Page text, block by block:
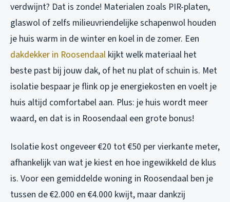
verdwijnt? Dat is zonde! Materialen zoals PIR-platen,
glaswol of zelfs milieuvriendelijke schapenwol houden
je huis warm in de winter en koel in de zomer. Een
dakdekker in Roosendaal kijkt welk materiaal het
beste past bij jouw dak, of het nu plat of schuin is. Met
isolatie bespaar je flink op je energiekosten en voelt je
huis altijd comfortabel aan. Plus: je huis wordt meer
waard, en dat is in Roosendaal een grote bonus!
Isolatie kost ongeveer €20 tot €50 per vierkante meter,
afhankelijk van wat je kiest en hoe ingewikkeld de klus
is. Voor een gemiddelde woning in Roosendaal ben je
tussen de €2.000 en €4.000 kwijt, maar dankzij